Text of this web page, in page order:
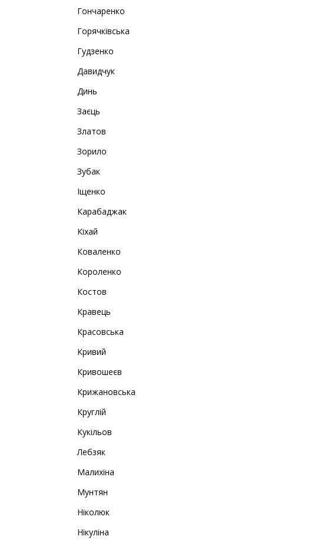
Гончаренко
Горячківська
Гудзенко
Давидчук
Динь
Заєць
Златов
Зорило
Зубак
Іщенко
Карабаджак
Кіхай
Коваленко
Короленко
Костов
Кравець
Красовська
Кривий
Кривошеєв
Крижановська
Круглій
Кукільов
Лебзяк
Малихіна
Мунтян
Ніколюк
Нікуліна